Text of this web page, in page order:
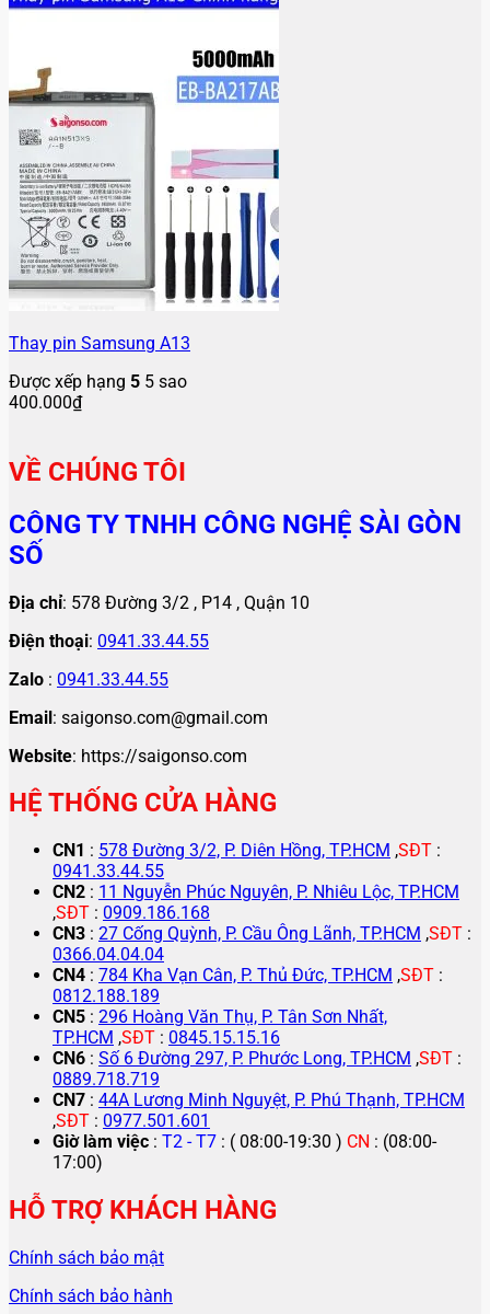
Thay pin Samsung A13
Được xếp hạng 5 5 sao
400.000₫
VỀ CHÚNG TÔI
CÔNG TY TNHH CÔNG NGHỆ SÀI GÒN
SỐ
Địa chỉ: 578 Đường 3/2 , P14 , Quận 10
Điện thoại: 0941.33.44.55
Zalo : 0941.33.44.55
Email: saigonso.com@gmail.com
Website: https://saigonso.com
HỆ THỐNG CỬA HÀNG
CN1 : 578 Đường 3/2, P. Diên Hồng, TP.HCM ,SĐT :
0941.33.44.55
CN2 : 11 Nguyễn Phúc Nguyên, P. Nhiêu Lộc, TP.HCM
,SĐT : 0909.186.168
CN3 : 27 Cống Quỳnh, P. Cầu Ông Lãnh, TP.HCM ,SĐT :
0366.04.04.04
CN4 : 784 Kha Vạn Cân, P. Thủ Đức, TP.HCM ,SĐT :
0812.188.189
CN5 : 296 Hoàng Văn Thụ, P. Tân Sơn Nhất,
TP.HCM ,SĐT : 0845.15.15.16
CN6 : Số 6 Đường 297, P. Phước Long, TP.HCM ,SĐT :
0889.718.719
CN7 : 44A Lương Minh Nguyệt, P. Phú Thạnh, TP.HCM
,SĐT : 0977.501.601
Giờ làm việc : T2 - T7 : ( 08:00-19:30 ) CN : (08:00-
17:00)
HỖ TRỢ KHÁCH HÀNG
Chính sách bảo mật
Chính sách bảo hành